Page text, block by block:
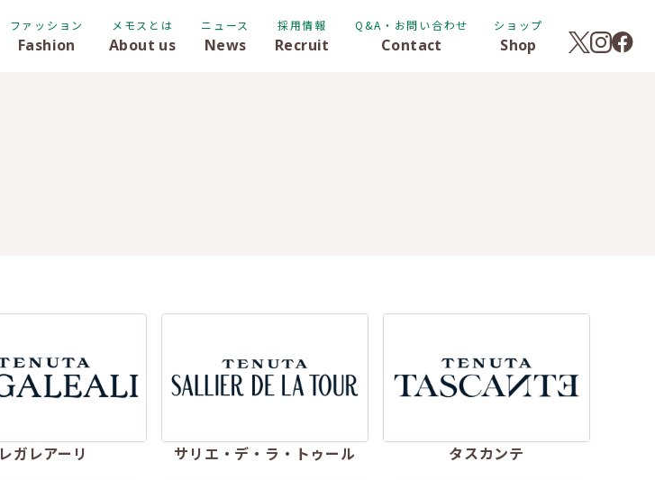
ファッション
Fashion
メモスとは
About us
ニュース
News
採用情報
Recruit
Q&A・お問い合わせ
Contact
ショップ
Shop
レガレアーリ サリエ・デ・ラ・トゥール タスカンテ